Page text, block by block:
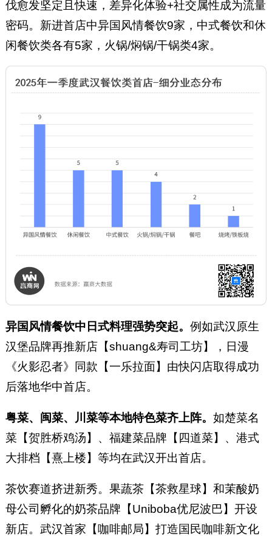
伐愈发坚定且快速，差异化体验+社交属性成为流量
密码。新进首店中异国风情餐饮9家，中式餐饮和休
闲餐饮类各有5家，火锅/焖锅/干锅类4家。
异国风情餐饮中日式料理强势突起。 例如武汉原生
汉堡品牌再推新店【shuang&寿司工坊】，日漫
《火影忍者》同款【一乐拉面】由快闪店取得成功
后落地华中首店。
粤菜、闽菜、川菜等本地特色菜齐上阵。 如楚菜名
菜【贺胜桥鸡汤】、福建菜品牌【四道菜】、港式
大排档【熹上楼】等均在武汉开出首店。
茶饮赛道挤进新秀。果蔬茶【茶救星球】和茉酸奶
母公司孵化的奶茶品牌【Uniboba优尼波巴】开设
新店。武汉首家【咖啡邮局】打造国民咖啡新文化